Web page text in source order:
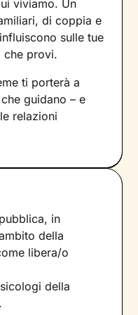
viviamo. Un
di coppia e
sulle tue
che provi.
ti porterà a
che guidano – e
relazioni
oggi.
elementi che non
dentro di te
non sapevi di
passo dopo
positivo
in
della
libera/o
della
.